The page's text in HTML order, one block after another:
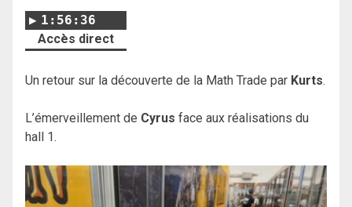
1:56:36
Accès direct
Un retour sur la découverte de la Math Trade par Kurts.
L’émerveillement de Cyrus face aux réalisations du
hall 1.